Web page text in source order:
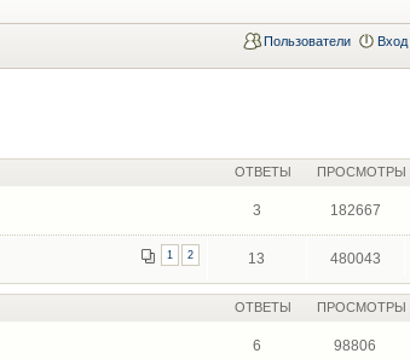
Пользователи Вход
ОТВЕТЫ ПРОСМОТРЫ
3 182667
1 2 13 480043
ОТВЕТЫ ПРОСМОТРЫ
6 98806